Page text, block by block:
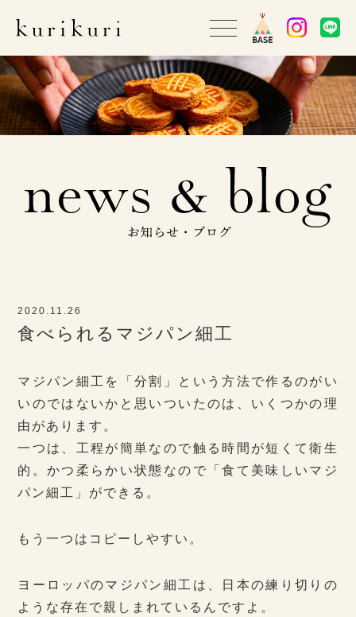
2020.11.26
食べられるマジパン細工
マジパン細工を「分割」という方法で作るのがい
いのではないかと思いついたのは、いくつかの理
由があります。
一つは、工程が簡単なので触る時間が短くて衛生
的。かつ柔らかい状態なので「食て美味しいマジ
パン細工」ができる。
もう一つはコピーしやすい。
ヨーロッパのマジパン細工は、日本の練り切りの
ような存在で親しまれているんですよ。